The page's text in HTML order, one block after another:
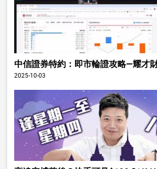
中信證券特約：即市輪證攻略—耀才
2025-10-03